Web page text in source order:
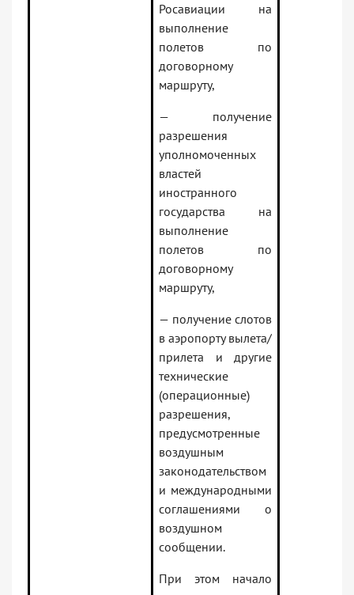
Росавиации на
выполнение
полетов по
договорному
маршруту,
— получение
разрешения
уполномоченных
властей
иностранного
государства на
выполнение
полетов по
договорному
маршруту,
— получение слотов
в аэропорту вылета/
прилета и другие
технические
(операционные)
разрешения,
предусмотренные
воздушным
законодательством
и международными
соглашениями о
воздушном
сообщении.
При этом начало